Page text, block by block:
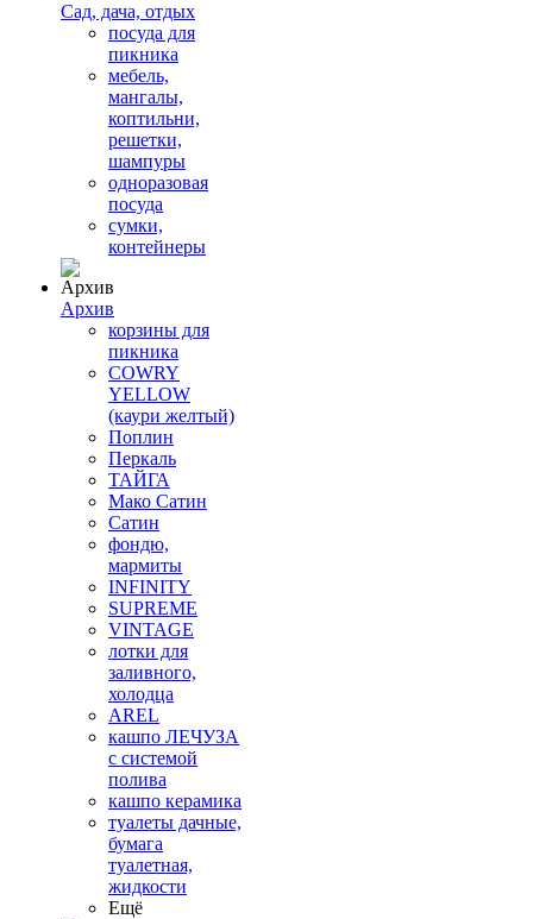
Сад, дача, отдых
посуда для
пикника
мебель,
мангалы,
коптильни,
решетки,
шампуры
одноразовая
посуда
сумки,
контейнеры
Архив
корзины для
пикника
COWRY
YELLOW
(каури желтый)
Поплин
Перкаль
ТАЙГА
Мако Сатин
Сатин
фондю,
мармиты
INFINITY
SUPREME
VINTAGE
лотки для
заливного,
холодца
AREL
кашпо ЛЕЧУЗА
с системой
полива
кашпо керамика
туалеты дачные,
бумага
туалетная,
жидкости
Ещё